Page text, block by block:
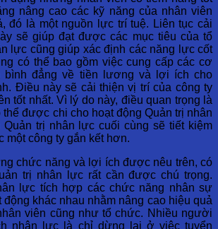
nâng cao các kỹ năng của nhân viên
đó là một nguồn lực trí tuệ. Liên tục cải
sẽ giúp đạt được các mục tiêu của tổ
lực cũng giúp xác định các năng lực cốt
có thể bao gồm việc cung cấp các cơ
bình đẳng về tiền lương và lợi ích cho
Điều này sẽ cải thiện vị trí của công ty
tốt nhất. Vì lý do này, điều quan trọng là
thể được chi cho hoạt động Quản trị nhân
Quản trị nhân lực cuối cùng sẽ tiết kiệm
một công ty gắn kết hơn.
chức năng và lợi ích được nêu trên, có
trị nhân lực rất cần được chú trọng.
lực tích hợp các chức năng nhân sự
khác nhau nhằm nâng cao hiệu quả
viên cũng như tổ chức. Nhiều người
nhân lực là chỉ dừng lại ở việc tuyển